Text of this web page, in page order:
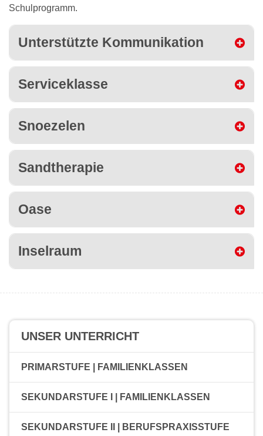
Schulprogramm.
Unterstützte Kommunikation
Serviceklasse
Snoezelen
Sandtherapie
Oase
Inselraum
UNSER UNTERRICHT
PRIMARSTUFE | FAMILIENKLASSEN
SEKUNDARSTUFE I | FAMILIENKLASSEN
SEKUNDARSTUFE II | BERUFSPRAXISSTUFE